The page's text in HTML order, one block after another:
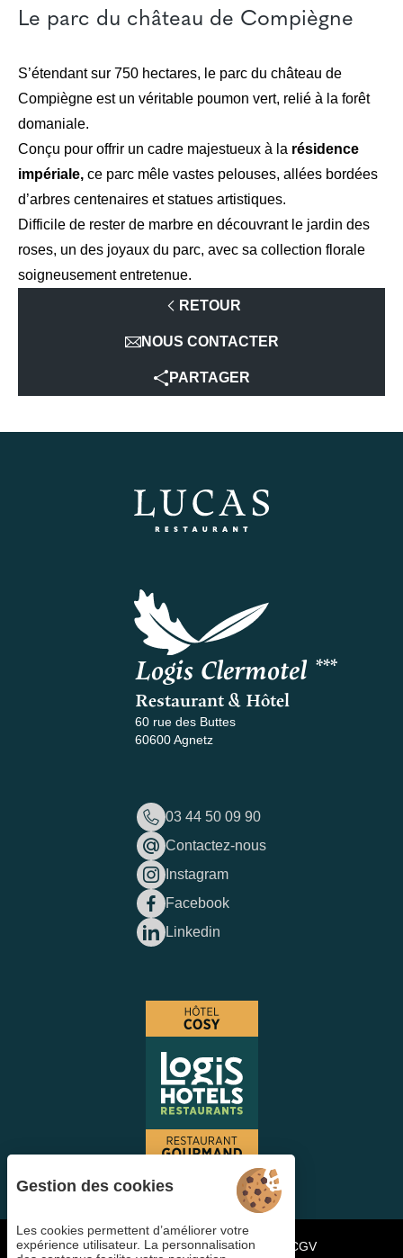
Le parc du château de Compiègne
S’étendant sur 750 hectares, le parc du château de
Compiègne est un véritable poumon vert, relié à la forêt
domaniale.
Conçu pour offrir un cadre majestueux à la résidence
impériale, ce parc mêle vastes pelouses, allées bordées
d’arbres centenaires et statues artistiques.
Difficile de rester de marbre en découvrant le jardin des
roses, un des joyaux du parc, avec sa collection florale
soigneusement entretenue.
RETOUR
NOUS CONTACTER
PARTAGER
Logis Clermotel ***
Restaurant & Hôtel
60 rue des Buttes
60600 Agnetz
03 44 50 09 90
Contactez-nous
Instagram
Facebook
Linkedin
Gestion des cookiesFAQCandidater
CGV
Gestion des cookies
Les cookies permettent d’améliorer votre
expérience utilisateur. La personnalisation